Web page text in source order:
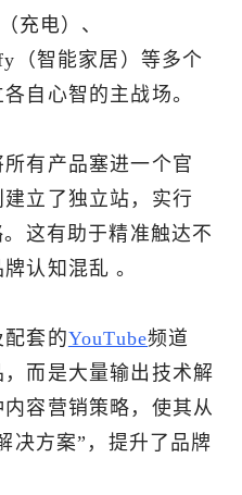
充电）、
（智能家居）等多个
自心智的主战场。
有产品塞进一个官
立了独立站，实行
这有助于精准触达不
认知混乱 。
套的YouTube频道
而是大量输出技术解
容营销策略，使其从
决方案”，提升了品牌